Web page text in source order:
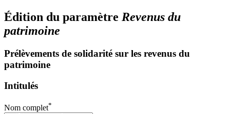
Édition du paramètre Revenus du
patrimoine
Prélèvements de solidarité sur les revenus du
patrimoine
Intitulés
Nom complet*